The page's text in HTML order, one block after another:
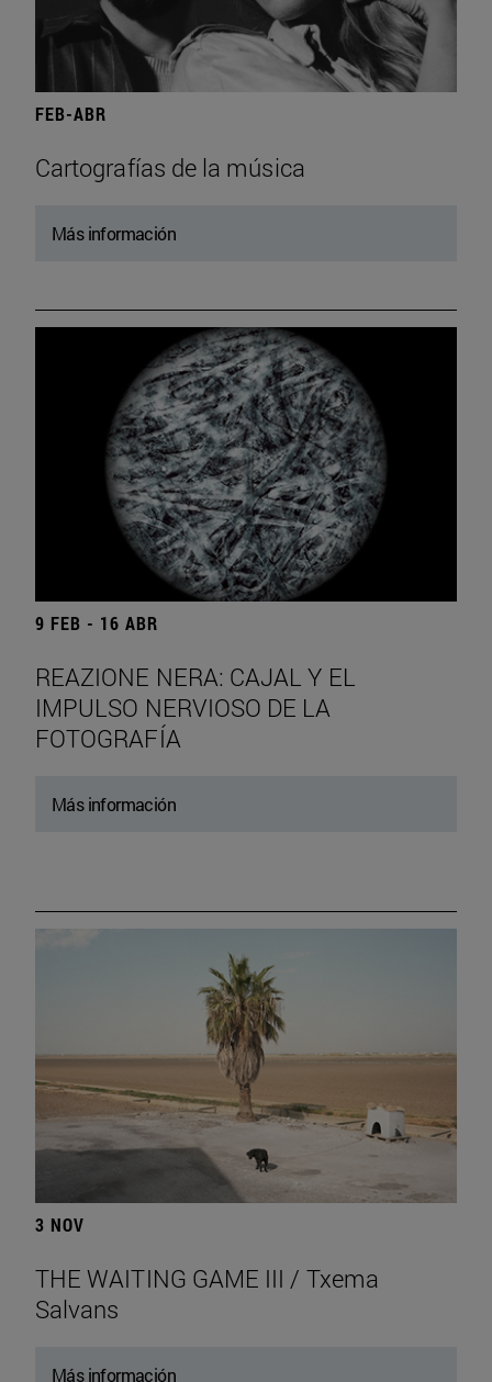
FEB-ABR
Cartografías de la música
Más información
9 FEB - 16 ABR
REAZIONE NERA: CAJAL Y EL
IMPULSO NERVIOSO DE LA
FOTOGRAFÍA
Más información
3 NOV
THE WAITING GAME III / Txema
Salvans
Más información